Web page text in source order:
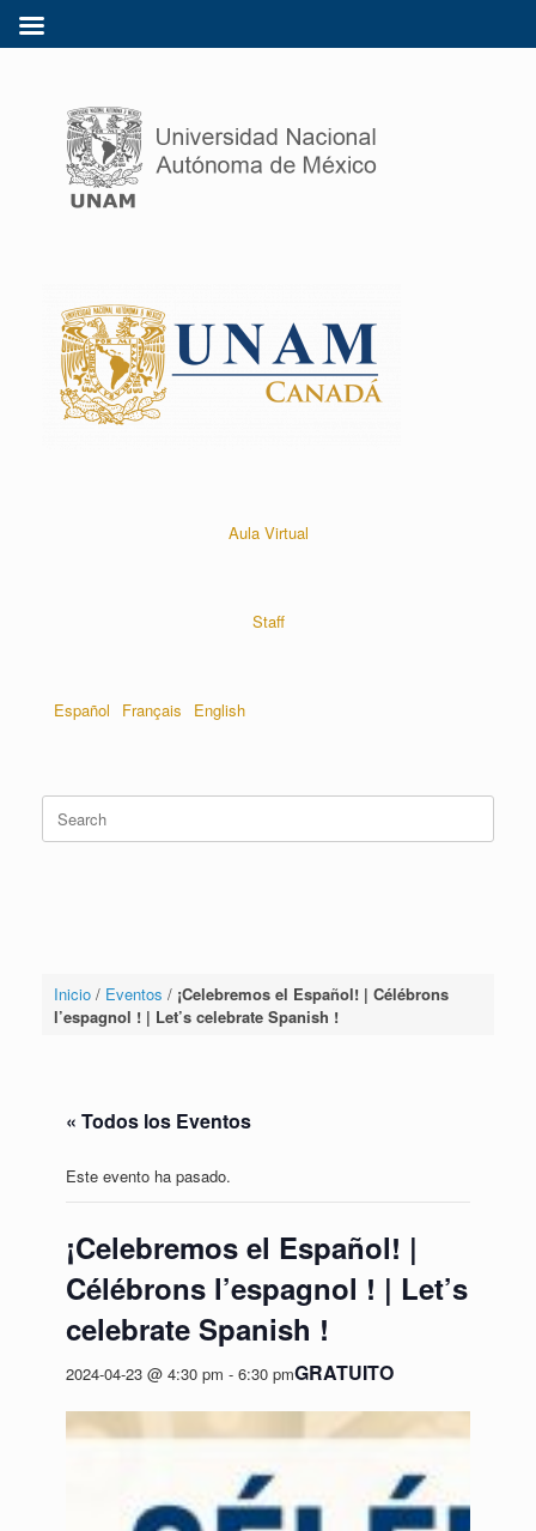
Aula Virtual
Staff
Español Français English
Inicio/ Eventos / ¡Celebremos el Español! | Célébrons
l’espagnol ! | Let’s celebrate Spanish !
« Todos los Eventos
Este evento ha pasado.
¡Celebremos el Español! |
Célébrons l’espagnol ! | Let’s
celebrate Spanish !
2024-04-23 @ 4:30 pm - 6:30 pmGRATUITO